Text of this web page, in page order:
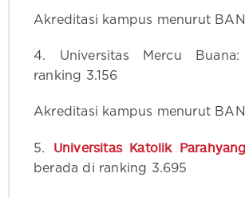
Akreditasi kampus menurut
4. Universitas Mercu
ranking 3.156
Akreditasi kampus menurut
5. Universitas Katolik
berada di ranking 3.695